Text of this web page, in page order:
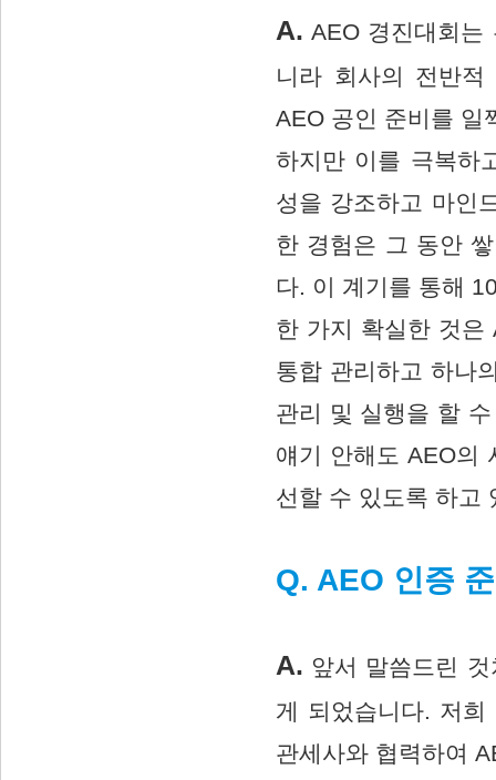
A. AEO 경진대회는
니라 회사의 전반적
AEO 공인 준비를 일
하지만 이를 극복하
성을 강조하고 마인
한 경험은 그 동안
다. 이 계기를 통해
한 가지 확실한 것
통합 관리하고 하나
관리 및 실행을 할
얘기 안해도 AEO의
선할 수 있도록 하고
Q. AEO 인증
A. 앞서 말씀드린
게 되었습니다. 저
관세사와 협력하여